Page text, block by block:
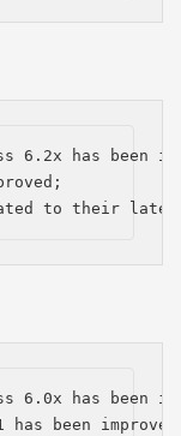
6.2x has been
to their
6.0x has been
has been